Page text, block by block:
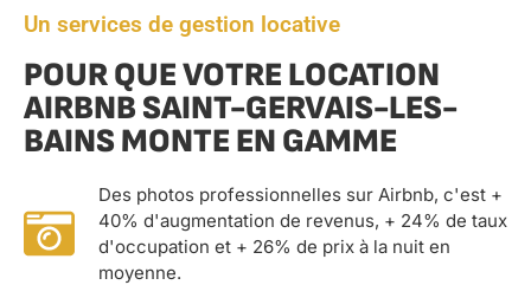
Un services de gestion locative
POUR QUE VOTRE LOCATION
AIRBNB SAINT-GERVAIS-LES-
BAINS MONTE EN GAMME
Des photos professionnelles sur Airbnb, c'est +
40% d'augmentation de revenus, + 24% de taux
d'occupation et + 26% de prix à la nuit en
moyenne.